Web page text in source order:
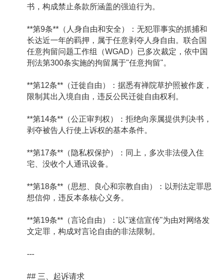
书，构成禁止条款所涵盖的强迫行为。
**第9条**（人身自由和安全）：无犯罪事实的抓捕和
长达近一年的羁押，属于任意剥夺人身自由。联合国
任意拘留问题工作组（WGAD）已多次裁定，依中国
刑法第300条实施的拘留属于"任意拘留"。
**第12条**（迁徙自由）：据悉有禅院草护照被作废，
限制其出入境自由，违反公民迁徙自由权利。
**第14条**（公正审判权）：拒绝向亲属提供判决书，
剥夺被告人行使上诉权的基本条件。
**第17条**（隐私权保护）：同上，多次非法侵入住
宅、没收个人通讯设备。
**第18条**（思想、良心和宗教自由）：以刑法定罪思
想信仰，违反本条核心义务。
**第19条**（言论自由）：以"迷信宣传"为由对网络发
文定罪，构成对言论自由的非法限制。
---
## 三、起诉请求